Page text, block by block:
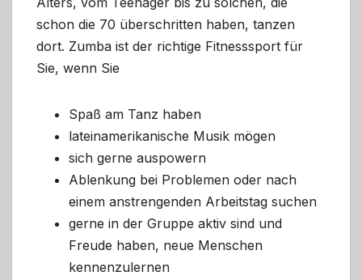
schon die 70 überschritten haben, tanzen
dort. Zumba ist der richtige Fitnesssport für
Sie, wenn Sie
Spaß am Tanz haben
lateinamerikanische Musik mögen
sich gerne auspowern
Ablenkung bei Problemen oder nach
einem anstrengenden Arbeitstag suchen
gerne in der Gruppe aktiv sind und
Freude haben, neue Menschen
kennenzulernen